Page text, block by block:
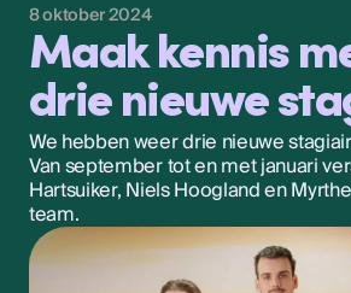
8 oktober 2024
Maak kennis
drie nieuwe
We hebben weer drie nieuwe
Van september tot en met januari
Hartsuiker, Niels Hoogland en
team.